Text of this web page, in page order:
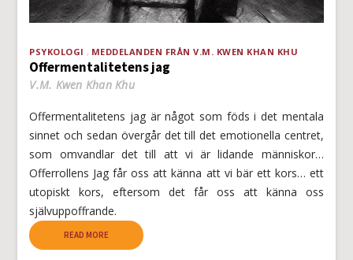
PSYKOLOGI MEDDELANDEN FRÅN V.M. KWEN KHAN KHU
Offermentalitetens jag
V.M. Kwen Khan Khu
Offermentalitetens jag är något som föds i det mentala
sinnet och sedan övergår det till det emotionella centret,
som omvandlar det till att vi är lidande människor…
Offerrollens Jag får oss att känna att vi bär ett kors… ett
utopiskt kors, eftersom det får oss att känna oss
självuppoffrande.
READ MORE